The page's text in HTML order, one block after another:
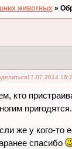
животных »
17.07.2014
кто
пригодятся.
же у кого-то
спасибо